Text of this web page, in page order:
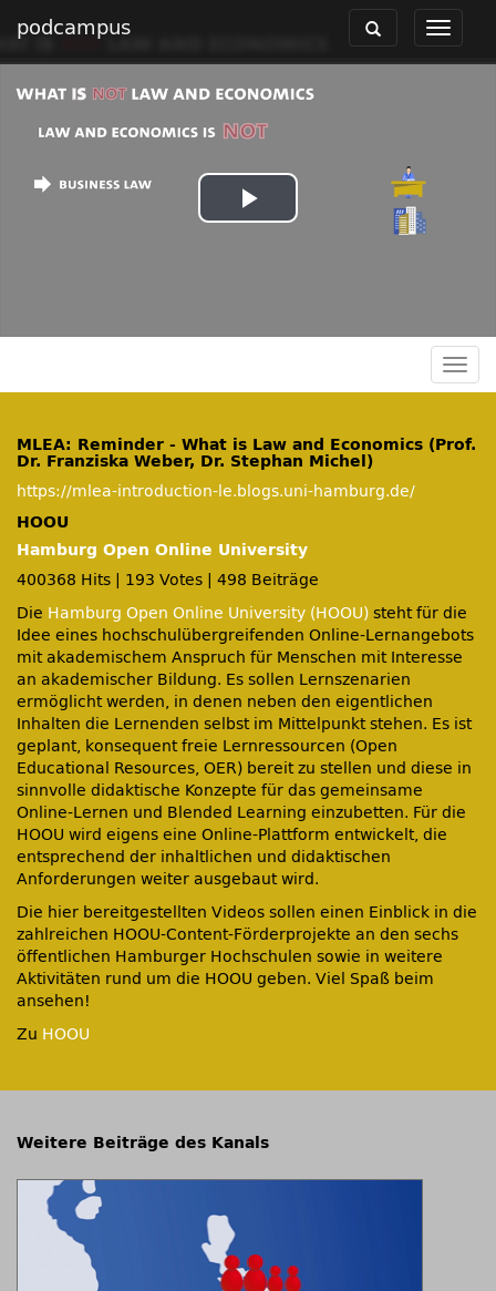
podcampus
Toggle
Toggle
navigation
Play
MLEA: Reminder - What is Law and Economics (Prof.
Dr. Franziska Weber, Dr. Stephan Michel)
https://mlea-introduction-le.blogs.uni-hamburg.de/
HOOU
Hamburg Open Online University
400368 Hits
193 Votes
498 Beiträge
Die Hamburg Open Online University (HOOU) steht für die
Idee eines hochschulübergreifenden Online-Lernangebots
mit akademischem Anspruch für Menschen mit Interesse
an akademischer Bildung. Es sollen Lernszenarien
ermöglicht werden, in denen neben den eigentlichen
Inhalten die Lernenden selbst im Mittelpunkt stehen. Es ist
geplant, konsequent freie Lernressourcen (Open
Educational Resources, OER) bereit zu stellen und diese in
sinnvolle didaktische Konzepte für das gemeinsame
Online-Lernen und Blended Learning einzubetten. Für die
HOOU wird eigens eine Online-Plattform entwickelt, die
entsprechend der inhaltlichen und didaktischen
Anforderungen weiter ausgebaut wird.
Die hier bereitgestellten Videos sollen einen Einblick in die
zahlreichen HOOU-Content-Förderprojekte an den sechs
öffentlichen Hamburger Hochschulen sowie in weitere
Aktivitäten rund um die HOOU geben. Viel Spaß beim
ansehen!
Zu HOOU
Weitere Beiträge des Kanals